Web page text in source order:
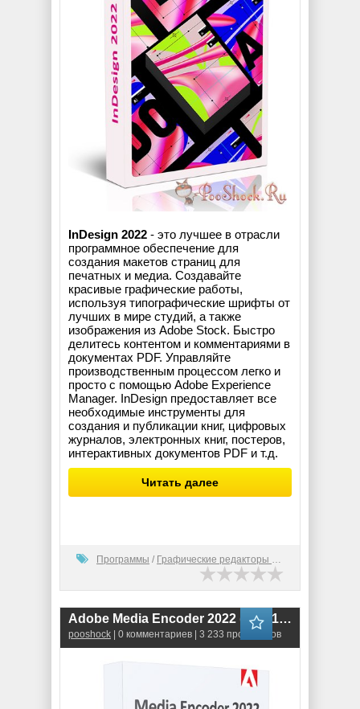
InDesign 2022 - это лучшее в отрасли
программное обеспечение для
создания макетов страниц для
печатных и медиа. Создавайте
красивые графические работы,
используя типографические шрифты от
лучших в мире студий, а также
изображения из Adobe Stock. Быстро
делитесь контентом и комментариями в
документах PDF. Управляйте
производственным процессом легко и
просто с помощью Adobe Experience
Manager. InDesign предоставляет все
необходимые инструменты для
создания и публикации книг, цифровых
журналов, электронных книг, постеров,
интерактивных документов PDF и т.д.
Читать далее
Программы / Графические редакторы (2D)
Adobe Media Encoder 2022 (22.3.1.2) RePack
pooshock | 0 комментариев | 3 233 просмотров